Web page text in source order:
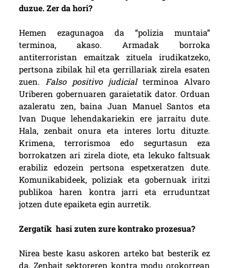
duzue. Zer da hori?
Hemen ezagunagoa da “polizia muntaia”
terminoa, akaso. Armadak borroka
antiterroristan emaitzak zituela irudikatzeko,
pertsona zibilak hil eta gerrillariak zirela esaten
zuen.
Falso positivo judicialterminoa Alvaro
Uriberen gobernuaren garaietatik dator. Orduan
azaleratu zen, baina Juan Manuel Santos eta
Ivan Duque lehendakariekin ere jarraitu dute.
Hala, zenbait onura eta interes lortu dituzte.
Krimena, terrorismoa edo segurtasun eza
borrokatzen ari zirela diote, eta lekuko faltsuak
erabiliz edozein pertsona espetxeratzen dute.
Komunikabideek, poliziak eta gobernuak iritzi
publikoa haren kontra jarri eta erruduntzat
jotzen dute epaiketa egin aurretik.
Zergatik hasi zuten zure kontrako prozesua?
Nirea beste kasu askoren arteko bat besterik ez
da. Zenbait sektoreren kontra modu orokorrean